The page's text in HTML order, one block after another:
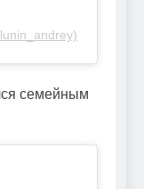
семейным